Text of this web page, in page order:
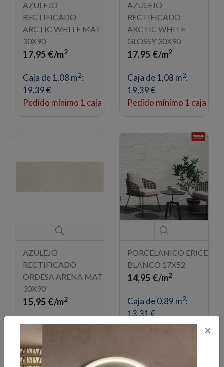
AZULEJO
RECTIFICADO
ARCTIC WHITE MAT
30X90
17,95 €/m2
Caja de 1,08 m2:
19,39 €
Pedido mínimo 1 caja
AZULEJO
RECTIFICADO
ARCTIC WHITE
GLOSSY 30X90
17,95 €/m2
Caja de 1,08 m2:
19,39 €
Pedido mínimo 1 caja
AZULEJO
RECTIFICADO
ORDESA ARENA MAT
30X90
15,95 €/m2
Caja de 1,35 m2:
Pedido mínimo 1 caja
PORCELANICO ERICE
BLANCO 17X52
14,95 €/m2
Caja de 0,89 m2:
13,31 €
Pedido mínimo 1 caja×